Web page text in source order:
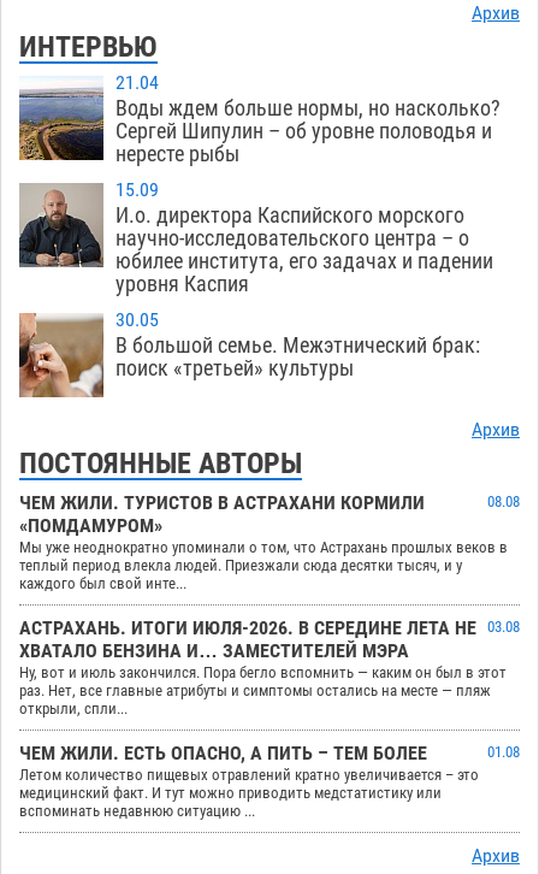
Архив
ИНТЕРВЬЮ
21.04
Воды ждем больше нормы, но насколько?
Сергей Шипулин – об уровне половодья и
нересте рыбы
15.09
И.о. директора Каспийского морского
научно-исследовательского центра – о
юбилее института, его задачах и падении
уровня Каспия
30.05
В большой семье. Межэтнический брак:
поиск «третьей» культуры
Архив
ПОСТОЯННЫЕ АВТОРЫ
ЧЕМ ЖИЛИ. ТУРИСТОВ В АСТРАХАНИ КОРМИЛИ
«ПОМДАМУРОМ»
08.08
Мы уже неоднократно упоминали о том, что Астрахань прошлых веков в
теплый период влекла людей. Приезжали сюда десятки тысяч, и у
каждого был свой инте...
АСТРАХАНЬ. ИТОГИ ИЮЛЯ-2026. В СЕРЕДИНЕ ЛЕТА НЕ
ХВАТАЛО БЕНЗИНА И… ЗАМЕСТИТЕЛЕЙ МЭРА
03.08
Ну, вот и июль закончился. Пора бегло вспомнить — каким он был в этот
раз. Нет, все главные атрибуты и симптомы остались на месте — пляж
открыли, спли...
ЧЕМ ЖИЛИ. ЕСТЬ ОПАСНО, А ПИТЬ – ТЕМ БОЛЕЕ
01.08
Летом количество пищевых отравлений кратно увеличивается – это
медицинский факт. И тут можно приводить медстатистику или
вспоминать недавнюю ситуацию ...
Архив